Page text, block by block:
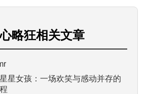
略狂相关文章
星女孩：一场欢笑与感动并存的